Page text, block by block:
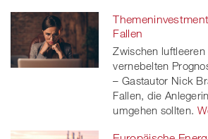
Fallen
Zwischen luftleeren
vernebelten
– Gastautor Nick
Fallen, die
umgehen sollten.